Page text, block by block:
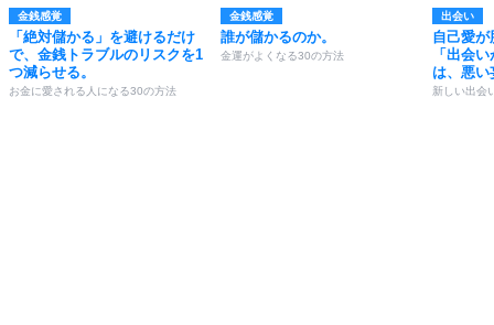
金銭感覚
「絶対儲かる」を避けるだけ
で、金銭トラブルのリスクを1
つ減らせる。
お金に愛される人になる30の方法
金銭感覚
誰が儲かるのか。
金運がよくなる30の方法
出会い
自己愛
「出会
は、悪い
新しい出会